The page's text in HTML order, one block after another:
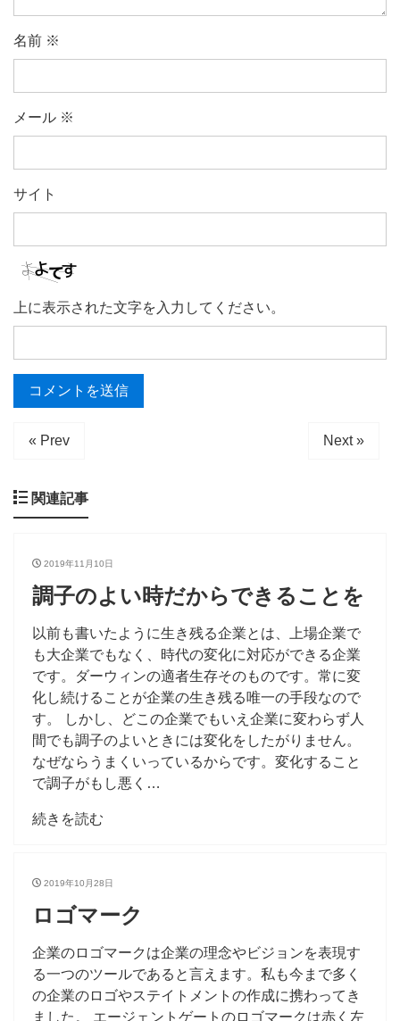
名前 ※
メール ※
サイト
上に表示された文字を入力してください。
« Prev Next »
関連記事
2019年11月10日
調子のよい時だからできることを
以前も書いたように生き残る企業とは、上場企業で
も大企業でもなく、時代の変化に対応ができる企業
です。ダーウィンの適者生存そのものです。常に変
化し続けることが企業の生き残る唯一の手段なので
す。 しかし、どこの企業でもいえ企業に変わらず人
間でも調子のよいときには変化をしたがりません。
なぜならうまくいっているからです。変化すること
で調子がもし悪く…
続きを読む
2019年10月28日
ロゴマーク
企業のロゴマークは企業の理念やビジョンを表現す
る一つのツールであると言えます。私も今まで多く
の企業のロゴやステイトメントの作成に携わってき
ました。 エージェントゲートのロゴマークは赤く左